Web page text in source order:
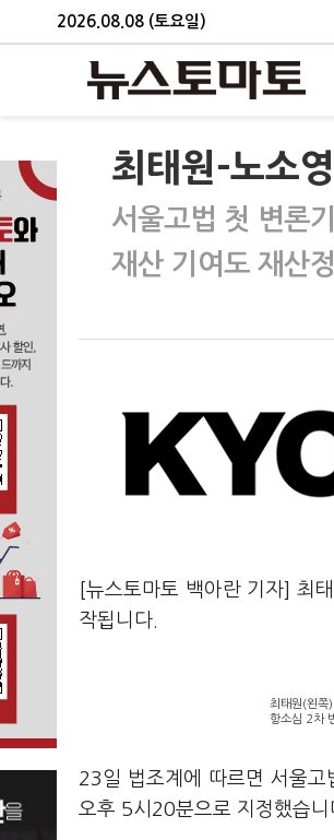
2026.08.08 (토요일)
최태원-노소
서울고법 첫 변론
재산 기여도 재산정
[뉴스토마토 백아란 기자] 최
작됩니다.
최태원(왼쪽
항소심 2차
23일 법조계에 따르면 서울
오후 5시20분으로 지정했습니